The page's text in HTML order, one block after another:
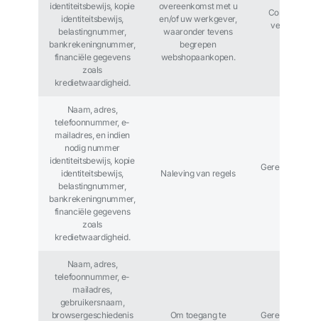
identiteitsbewijs, kopie
identiteitsbewijs,
belastingnummer,
bankrekeningnummer,
financiële gegevens
zoals
kredietwaardigheid.
overeenkomst met u
en/of uw werkgever,
waaronder tevens
begrepen
webshopaankopen.
Contractuele
verplichting
Naam, adres,
telefoonnummer, e-
mailadres, en indien
nodig nummer
identiteitsbewijs, kopie
identiteitsbewijs,
belastingnummer,
bankrekeningnummer,
financiële gegevens
zoals
kredietwaardigheid.
Naleving van regels
Naam, adres,
telefoonnummer, e-
mailadres,
gebruikersnaam,
browsergeschiedenis
Om toegang te